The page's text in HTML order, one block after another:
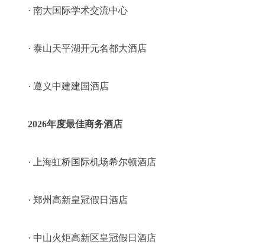
· 南大国际学术交流中心
· 泰山天平湖开元名都大酒店
· 遵义中建建国酒店
2026年度最佳商务酒店
· 上海虹桥国际机场希尔顿酒店
· 郑州高新皇冠假日酒店
· 中山火炬高新区皇冠假日酒店